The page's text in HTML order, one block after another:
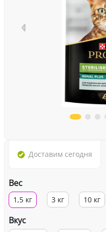
Доставим сегодня
Вес
1,5 кг 3 кг 10 кг
Вкус